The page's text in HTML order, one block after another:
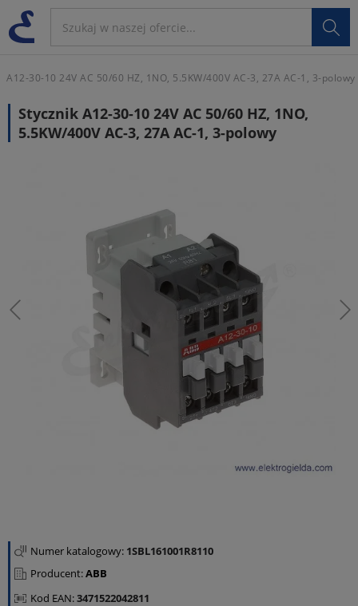

A12-30-10 24V AC 50/60 HZ, 1NO, 5.5KW/400V AC-3, 27A AC-1, 3-polowy
Stycznik A12-30-10 24V AC 50/60 HZ, 1NO,
5.5KW/400V AC-3, 27A AC-1, 3-polowy
Numer katalogowy: 1SBL161001R8110
Producent:ABB
Kod EAN:3471522042811